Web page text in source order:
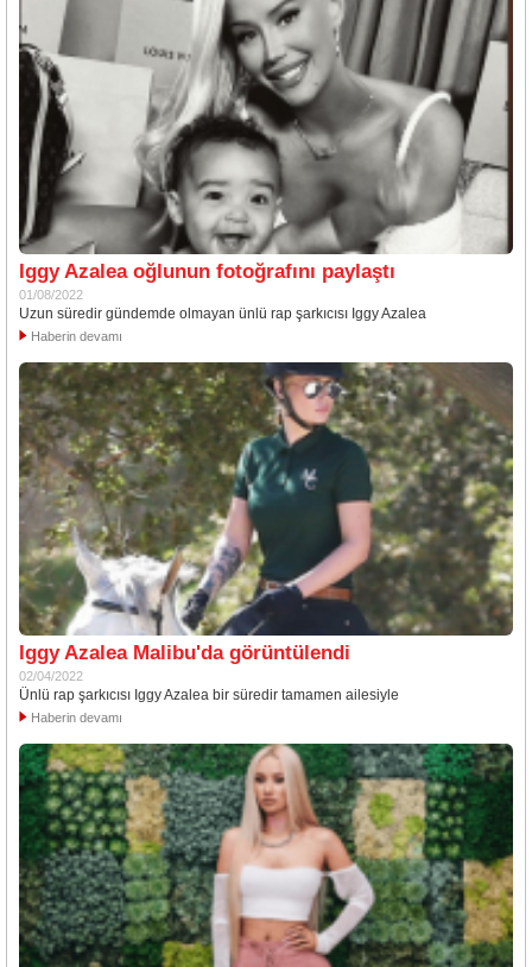
Iggy Azalea oğlunun fotoğrafını paylaştı
01/08/2022
Uzun süredir gündemde olmayan ünlü rap şarkıcısı Iggy Azalea
Haberin devamı
Iggy Azalea Malibu'da görüntülendi
02/04/2022
Ünlü rap şarkıcısı Iggy Azalea bir süredir tamamen ailesiyle
Haberin devamı